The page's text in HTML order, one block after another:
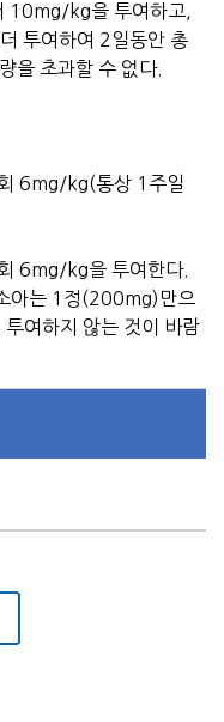
10mg/kg을 투여하고,
투여하여 2일동안 총
을 초과할 수 없다.
6mg/kg(통상 1주일
6mg/kg을 투여한다.
아는 1정(200mg)만으
여하지 않는 것이 바람